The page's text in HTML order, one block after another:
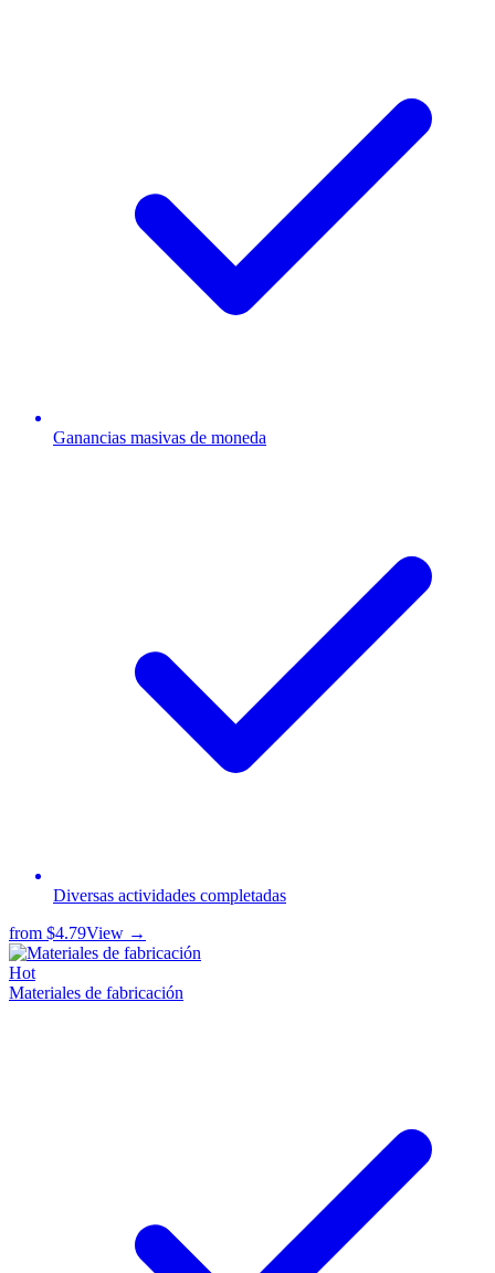
Ganancias masivas de moneda
Diversas actividades completadas
from $4.79View →
Hot
Materiales de fabricación